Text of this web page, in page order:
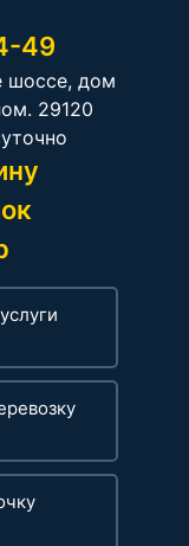
49
шоссе, дом
29120